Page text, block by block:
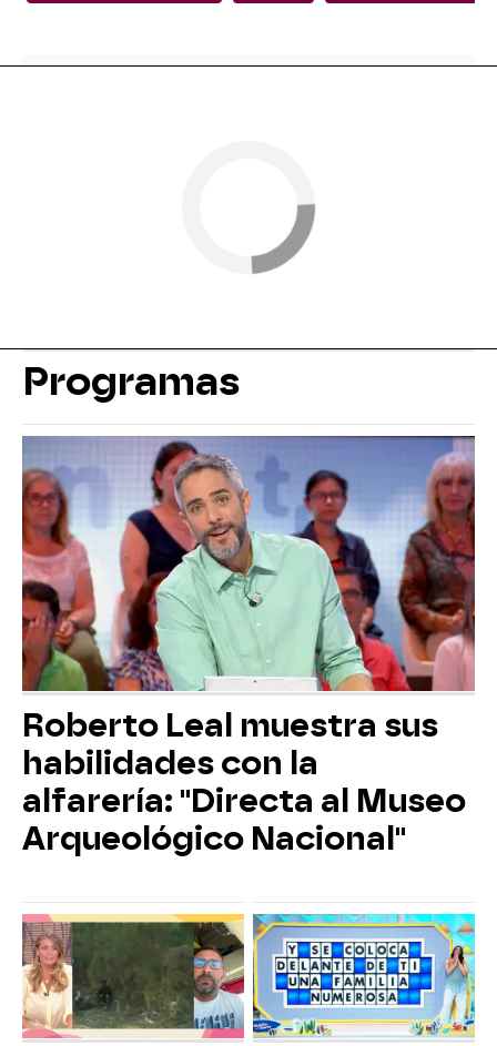
Programas
Roberto Leal muestra sus
habilidades con la
alfarería: "Directa al Museo
Arqueológico Nacional"